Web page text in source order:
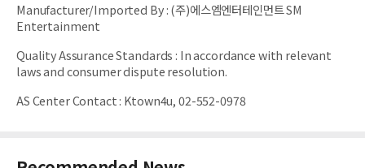
Manufacturer/Imported By:(주)에스엠엔터테인먼트 SM
Entertainment
Quality Assurance Standards : In accordance with relevant
laws and consumer dispute resolution.
AS Center Contact: Ktown4u, 02-552-0978